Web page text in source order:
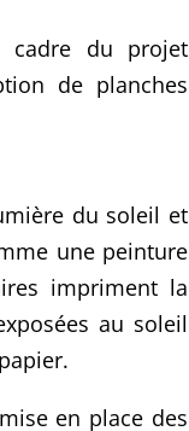
cadre du projet
de planches
du soleil et
une peinture
impriment la
au soleil
en place des